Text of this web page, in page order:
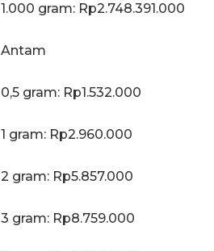
‎1.000 gram: Rp2.748.391.000
Antam
0,5 gram: Rp1.532.000
‎1 gram: Rp2.960.000
‎2 gram: Rp5.857.000
3 gram: Rp8.759.000